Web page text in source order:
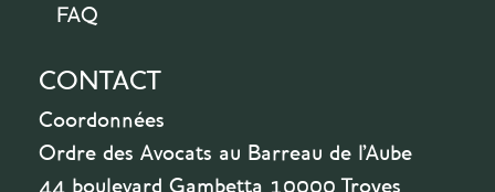
FAQ
CONTACT
Coordonnées
Ordre des Avocats au Barreau de l'Aube
44 boulevard Gambetta 10000 Troyes